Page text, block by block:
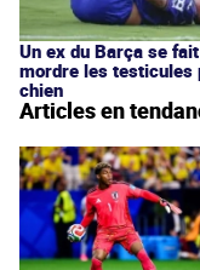
Un ex du Barça se fait
mordre les testicules
chien
Articles en